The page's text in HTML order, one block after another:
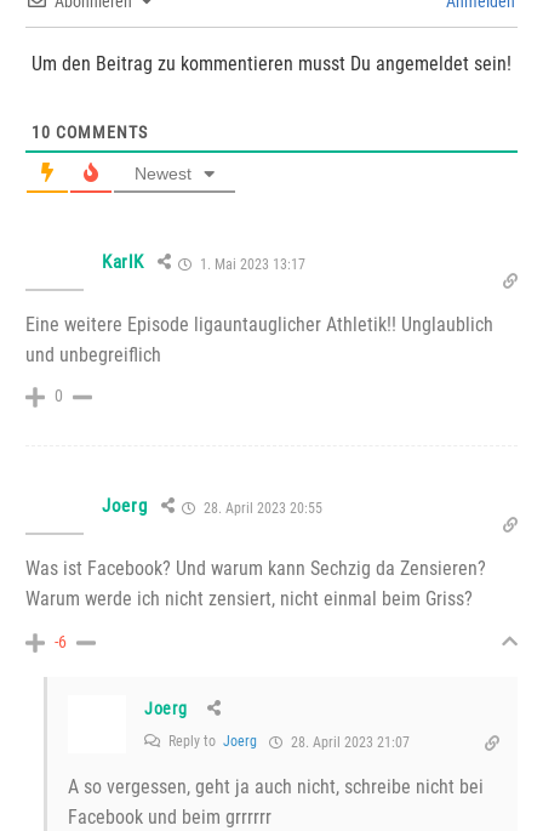
Um den Beitrag zu kommentieren musst Du angemeldet sein!
10 COMMENTS
Newest
KarlK 1. Mai 2023 13:17
Eine weitere Episode ligauntauglicher Athletik!! Unglaublich
und unbegreiflich
0
Joerg 28. April 2023 20:55
Was ist Facebook? Und warum kann Sechzig da Zensieren?
Warum werde ich nicht zensiert, nicht einmal beim Griss?
-6
Joerg
Reply to Joerg 28. April 2023 21:07
A so vergessen, geht ja auch nicht, schreibe nicht bei
Facebook und beim grrrrrr